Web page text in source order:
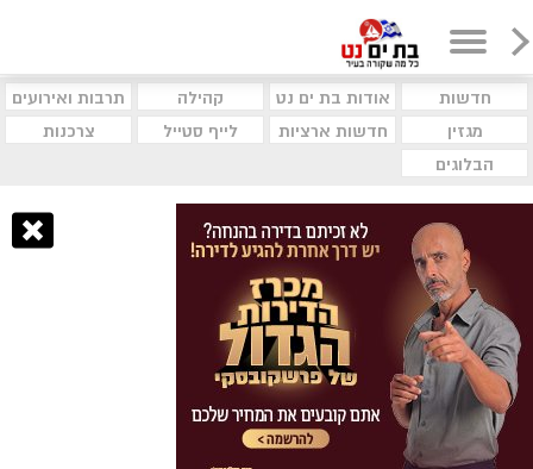
חדשות אודות בת ים נט קהילה
תרבות ואירועים
מגזין
חדשות ארציות לייף סטייל
צרכנות
הבלוגים